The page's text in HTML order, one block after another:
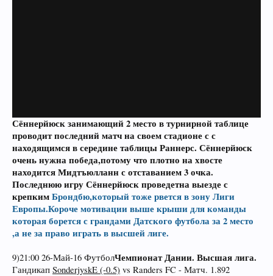
Сённерйюск занимающий 2 место в турнирной таблице
проводит последний матч на своем стадионе с с
находящимся в середине таблицыРаннерс. Сённерйюск
очень нужна победа,потому что плотно на хвосте
находитсяМидтъюлланнс отставанием 3 очка.
Последнюю игруСённерйюскпроведетна выезде с
крепкимБрондбю,который тоже рвется в зону Лиги
Европы.Короче мотивации выше крыши для команды
которая борется с грандами Датского футбола за 2 место
,а не за право играть в высшей лиге.
9)21:00 26-Май-16 ФутболЧемпионат Дании. Высшая лига.
Гандикап SonderjyskE (-0.5) vs Randers FC - Матч. 1.892